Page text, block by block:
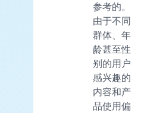
参考的。
由于不同
群体、年
龄甚至性
别的用户
感兴趣的
内容和产
品使用偏